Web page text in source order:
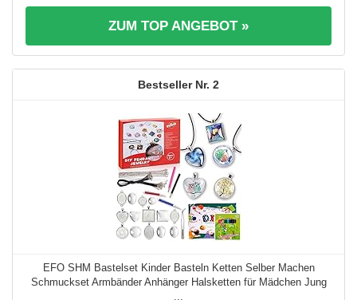
ZUM TOP ANGEBOT »
2
EFO SHM Bastelset Kinder Basteln Ketten Selber Machen
Schmuckset Armbänder Anhänger Halsketten für Mädchen Jung
...